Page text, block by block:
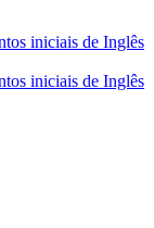
iniciais de Inglês
iniciais de Inglês